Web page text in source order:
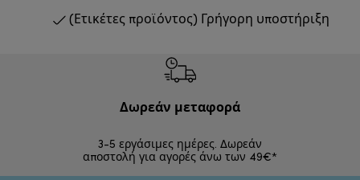
(Ετικέτες προϊόντος) Γρήγορη υποστήριξη
Δωρεάν μεταφορά
3-5 εργάσιμες ημέρες. Δωρεάν
αποστολή για αγορές άνω των 49€*